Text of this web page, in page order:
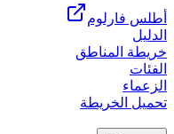
أطلس فارلوم
الدليل
خريطة المناطق
الفئات
الزعماء
تحميل الخريطة